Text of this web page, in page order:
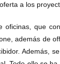
a los
oficinas, que
además de
Además,